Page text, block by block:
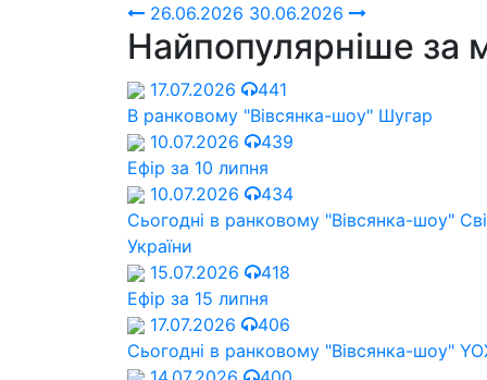
26.06.2026 30.06.2026
Найпопулярніше за
17.07.2026
441
В ранковому "Вівсянка-шоу" Шугар
10.07.2026
439
Ефір за 10 липня
10.07.2026
434
Сьогодні в ранковому "Вівсянка-шоу"
України
15.07.2026
418
Ефір за 15 липня
17.07.2026
406
Сьогодні в ранковому "Вівсянка-шоу"